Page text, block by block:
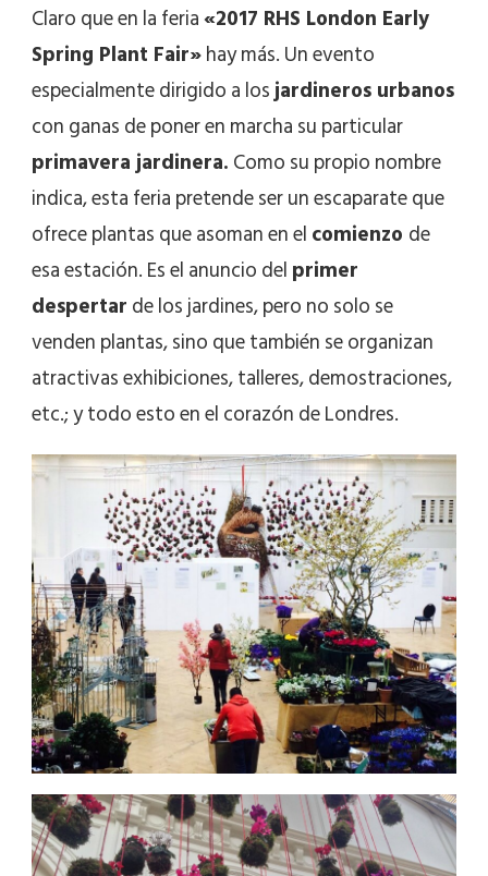
Claro que en la feria«2017 RHS London Early
Spring Plant Fair»hay más. Un evento
especialmente dirigido a losjardineros urbanos
con ganas de poner en marcha su particular
primavera jardinera.Como su propio nombre
indica, esta feria pretende ser un escaparate que
ofrece plantas que asoman en elcomienzo de
esa estación. Es el anuncio delprimer
despertarde los jardines, pero no solo se
venden plantas, sino que también se organizan
atractivas exhibiciones, talleres, demostraciones,
etc.; y todo esto en el corazón de Londres.